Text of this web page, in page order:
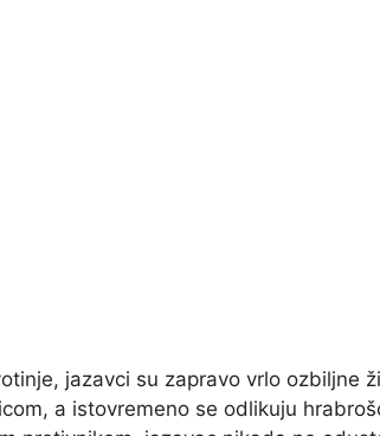
jazavci su zapravo vrlo ozbiljne
a istovremeno se odlikuju